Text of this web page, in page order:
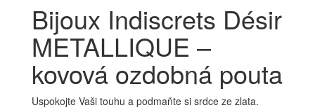
Bijoux Indiscrets Désir
METALLIQUE –
kovová ozdobná pouta
Uspokojte Vaši touhu a podmaňte si srdce ze zlata.